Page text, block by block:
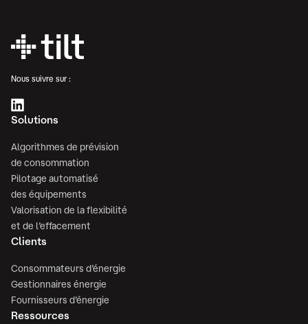
Nous suivre sur :
Solutions
Algorithmes de prévision
de consommation
Pilotage automatisé
des équipements
Valorisation de la flexibilité
et de l’effacement
Clients
Consommateurs d’énergie
Gestionnaires énergie
Fournisseurs d’énergie
Ressources